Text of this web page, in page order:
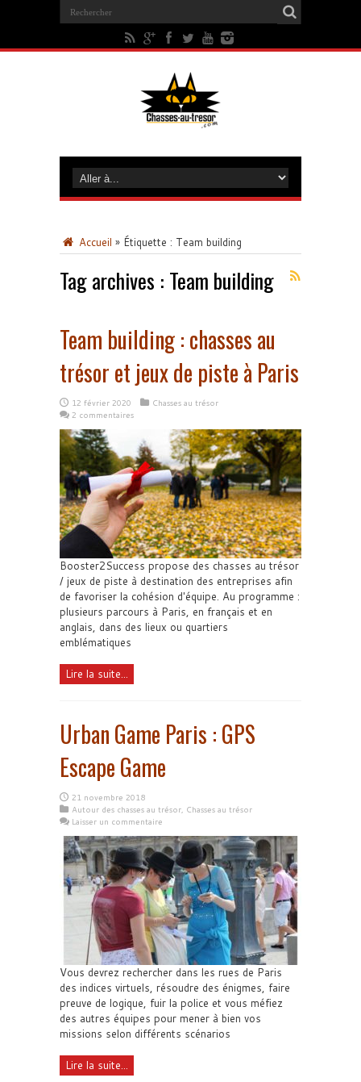
Accueil » Étiquette : Team building
Tag archives : Team building
Team building : chasses au
trésor et jeux de piste à Paris
12 février 2020
Chasses au trésor
2 commentaires
Booster2Success propose des chasses au trésor
/ jeux de piste à destination des entreprises afin
de favoriser la cohésion d'équipe. Au programme :
plusieurs parcours à Paris, en français et en
anglais, dans des lieux ou quartiers
emblématiques
Lire la suite...
Urban Game Paris : GPS
Escape Game
21 novembre 2018
Autour des chasses au trésor, Chasses au trésor
Laisser un commentaire
Vous devrez rechercher dans les rues de Paris
des indices virtuels, résoudre des énigmes, faire
preuve de logique, fuir la police et vous méfiez
des autres équipes pour mener à bien vos
missions selon différents scénarios
Lire la suite...